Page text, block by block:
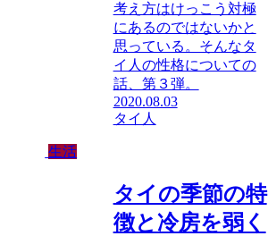
考え方はけっこう対極
にあるのではないかと
思っている。そんなタ
イ人の性格についての
話、第３弾。
2020.08.03
タイ人
生活
タイの季節の特
徴と冷房を弱く